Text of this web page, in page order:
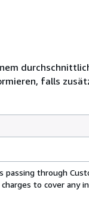
falls
through
to cover any